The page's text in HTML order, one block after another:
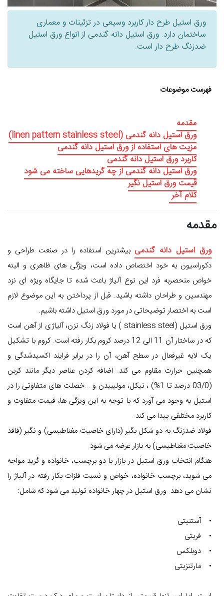
ورق استیل طرح دار کاربرد وسیعی در تزئینات و معماری
ساختمان دارد. ورق استیل دانه گندمی از انواع ورق استیل
ضدزنگ طرح دار است.
فهرست موضوعات
مقدمه
ورق استیل دانه گندمی (linen pattern stainless steel)
مزیت های استفاده از ورق استیل دانه گندمی
کاربرد ورق استیل دانه گندمی
ورق استیل دانه گندمی از چه گریدهایی ساخته می شود
قیمت ورق استیل نگیر
کلام آخر
مقدمه
ورق استیل دانه گندمی بیشترین استفاده را در صنعت طراحی و
دکوراسیون به خود اختصاص داده است، ویژگی های ظاهری و البته
خواص منحصربه فرد این نوع آلیاژ باعث شده تا جایگاه ویژه ای نزد
مهندسین و طراحان داشته باشید. قبل از پرداختن به این موضوع لازم
است به اختصار توضیحاتی در مورد ورق استیل داشته باشیم.
ورق استیل (stainless steel ) یا فولاد زنگ نزن، آلیاژی از آهن است
که در ساختار آن 11 الی 12 درصد کروم بکار رفته است. کروم با تشکیل
یک لایه غیرفعال در سطح آهن، آن را در برابر فرایند اکسیدشدگی و
همچنین حرارت مقاوم می کند. اضافه کردن عناصر دیگر مانند کربن
(03/0 درصد تا 1%) ، نیکل، مولیبیدن و ...خصلت های متفاوتی را در
استیل به وجود می آورد که با توجه به این ویژگی ها، قیمت متفاوت و
کاربرد مختلفی پیدا می کند.
فولاد ضدزنگ به دو شکل بگیر (دارای خاصیت مغناطیسی) و نگیر (فاقد
خاصیت مغناطیسی) به بازار عرضه می شود.
هنگام انتخاب ورق استیل در بازار با دو برچسب، خانواده و گرید مواجه
می شوید، برچسب خانواده، خواص و نسبت فلزات بکار رفته در آلیاژ را
نشان می دهد. ورق استیل در چهار خانواده تولید می شود که شامل:
• آستنیتی
• فریتی
• دوبلکس
• مارتنزیتی